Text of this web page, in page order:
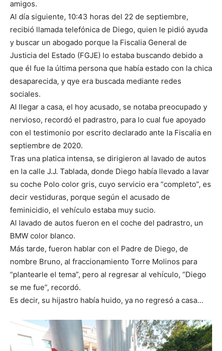
amigos.
Al día siguiente, 10:43 horas del 22 de septiembre,
recibió llamada telefónica de Diego, quien le pidió ayuda
y buscar un abogado porque la Fiscalia General de
Justicia del Estado (FGJE) lo estaba buscando debido a
que él fue la última persona que había estado con la chica
desaparecida, y qye era buscada mediante redes
sociales.
Al llegar a casa, el hoy acusado, se notaba preocupado y
nervioso, recordó el padrastro, para lo cual fue apoyado
con el testimonio por escrito declarado ante la Fiscalia en
septiembre de 2020.
Tras una platica intensa, se dirigieron al lavado de autos
en la calle J.J. Tablada, donde Diego había llevado a lavar
su coche Polo color gris, cuyo servicio era “completo”, es
decir vestiduras, porque según el acusado de
feminicidio, el vehículo estaba muy sucio.
Al lavado de autos fueron en el coche del padrastro, un
BMW color blanco.
Más tarde, fueron hablar con el Padre de Diego, de
nombre Bruno, al fraccionamiento Torre Molinos para
“plantearle el tema”, pero al regresar al vehículo, “Diego
se me fue”, recordó.
Es decir, su hijastro había huido, ya no regresó a casa…